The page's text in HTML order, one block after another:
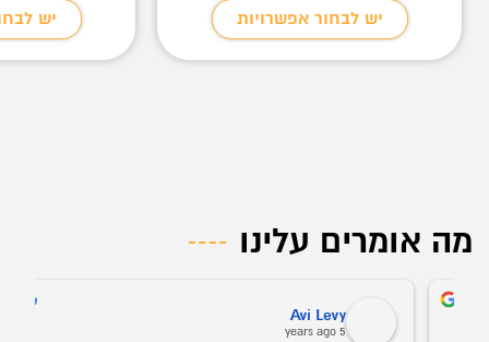
יש לבחור אפשרויות יש
מה אומרים עלינו
Avi Levy